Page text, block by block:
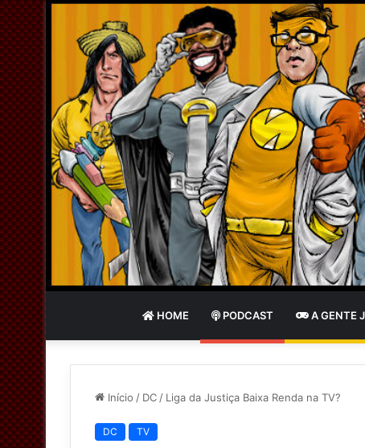
HOME PODCAST A GENTE
Início / DC / Liga da Justiça Baixa Renda na TV?
DC TV